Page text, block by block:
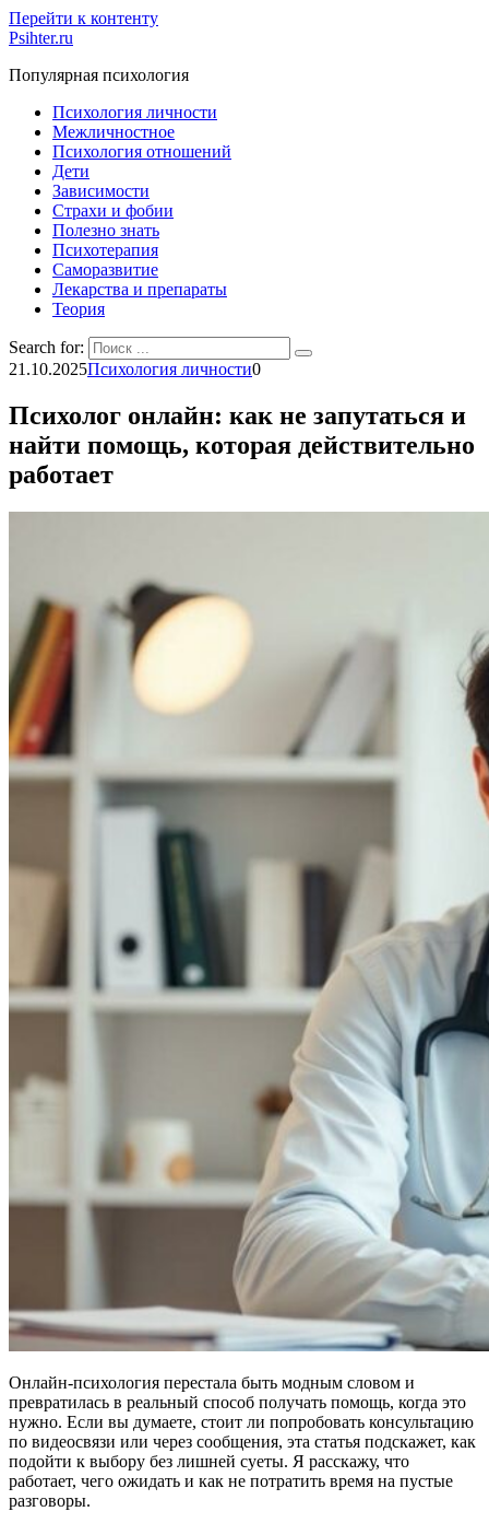
Перейти к контенту
Psihter.ru
Популярная психология
Психология личности
Межличностное
Психология отношений
Дети
Зависимости
Страхи и фобии
Полезно знать
Психотерапия
Саморазвитие
Лекарства и препараты
Теория
Search for:
21.10.2025Психология личности0
Психолог онлайн: как не запутаться и
найти помощь, которая действительно
работает
Онлайн‑психология перестала быть модным словом и
превратилась в реальный способ получать помощь, когда это
нужно. Если вы думаете, стоит ли попробовать консультацию
по видеосвязи или через сообщения, эта статья подскажет, как
подойти к выбору без лишней суеты. Я расскажу, что
работает, чего ожидать и как не потратить время на пустые
разговоры.